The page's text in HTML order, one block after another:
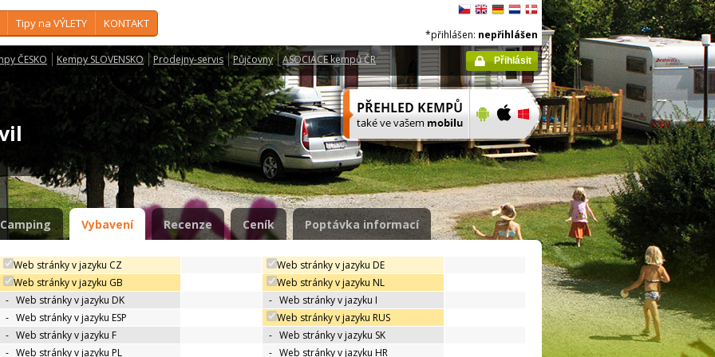
Tipy na VÝLETY KONTAKT
ČESKO Kempy SLOVENSKO Prodejny-servis Půjčovny ASOCIACE kempů ČR
*přihlášen: nepřihlášen
Přihlásit
Camping Vybavení Recenze Ceník Poptávka informací
Web stránky v jazyku CZ
Web stránky v jazyku DE
Web stránky v jazyku GB
Web stránky v jazyku NL
- Web stránky v jazyku DK - Web stránky v jazyku I
- Web stránky v jazyku ESP
Web stránky v jazyku RUS
- Web stránky v jazyku F - Web stránky v jazyku SK
- Web stránky v jazyku PL - Web stránky v jazyku HR